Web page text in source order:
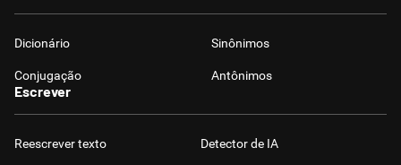
Dicionário Sinônimos
Conjugação Antônimos
Escrever
Reescrever texto Detector de IA